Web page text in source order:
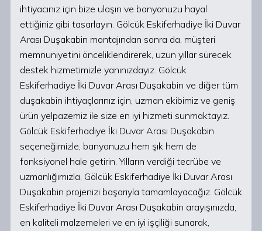
ihtiyacınız için bize ulaşın ve banyonuzu hayal
ettiğiniz gibi tasarlayın. Gölcük Eskiferhadiye İki Duvar
Arası Duşakabin montajından sonra da, müşteri
memnuniyetini önceliklendirerek, uzun yıllar sürecek
destek hizmetimizle yanınızdayız. Gölcük
Eskiferhadiye İki Duvar Arası Duşakabin ve diğer tüm
duşakabin ihtiyaçlarınız için, uzman ekibimiz ve geniş
ürün yelpazemiz ile size en iyi hizmeti sunmaktayız.
Gölcük Eskiferhadiye İki Duvar Arası Duşakabin
seçeneğimizle, banyonuzu hem şık hem de
fonksiyonel hale getirin. Yılların verdiği tecrübe ve
uzmanlığımızla, Gölcük Eskiferhadiye İki Duvar Arası
Duşakabin projenizi başarıyla tamamlayacağız. Gölcük
Eskiferhadiye İki Duvar Arası Duşakabin arayışınızda,
en kaliteli malzemeleri ve en iyi işçiliği sunarak,